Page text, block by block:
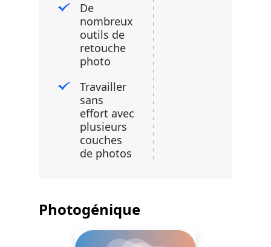
De
nombreux
outils de
retouche
photo
Travailler
sans
effort avec
plusieurs
couches
de photos
Photogénique